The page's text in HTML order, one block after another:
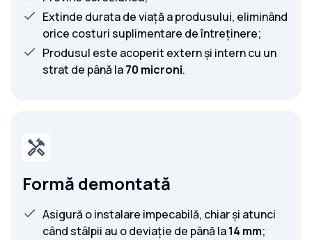
Extinde durata de viață a produsului, eliminând
orice costuri suplimentare de întreținere;
Produsul este acoperit extern și intern cu un
strat de până la70 microni.
Formă demontată
Asigură o instalare impecabilă, chiar și atunci
când stâlpii au o deviație de până la14 mm;